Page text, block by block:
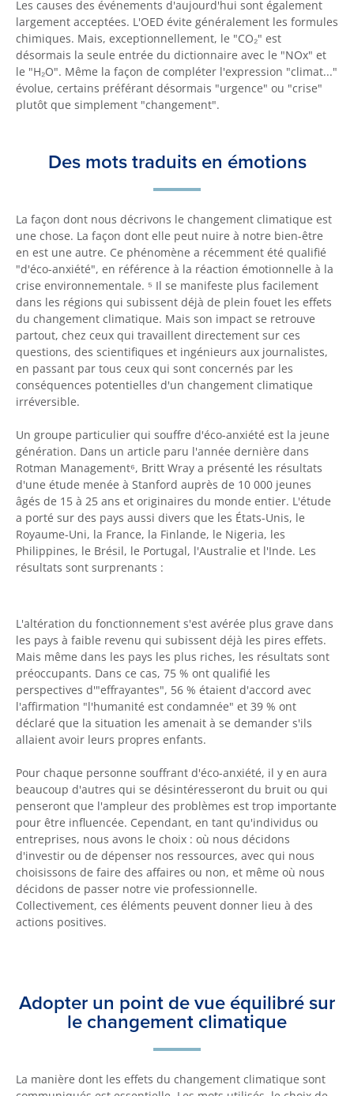
Les causes des événements d'aujourd'hui sont également
largement acceptées. L'OED évite généralement les formules
chimiques. Mais, exceptionnellement, le "CO₂" est
désormais la seule entrée du dictionnaire avec le "NOx" et
le "H₂O". Même la façon de compléter l'expression "climat..."
évolue, certains préférant désormais "urgence" ou "crise"
plutôt que simplement "changement".
Des mots traduits en émotions
La façon dont nous décrivons le changement climatique est
une chose. La façon dont elle peut nuire à notre bien-être
en est une autre. Ce phénomène a récemment été qualifié
"d'éco-anxiété", en référence à la réaction émotionnelle à la
crise environnementale. ⁵ Il se manifeste plus facilement
dans les régions qui subissent déjà de plein fouet les effets
du changement climatique. Mais son impact se retrouve
partout, chez ceux qui travaillent directement sur ces
questions, des scientifiques et ingénieurs aux journalistes,
en passant par tous ceux qui sont concernés par les
conséquences potentielles d'un changement climatique
irréversible.
Un groupe particulier qui souffre d'éco-anxiété est la jeune
génération. Dans un article paru l'année dernière dans
Rotman Management⁶, Britt Wray a présenté les résultats
d'une étude menée à Stanford auprès de 10 000 jeunes
âgés de 15 à 25 ans et originaires du monde entier. L'étude
a porté sur des pays aussi divers que les États-Unis, le
Royaume-Uni, la France, la Finlande, le Nigeria, les
Philippines, le Brésil, le Portugal, l'Australie et l'Inde. Les
résultats sont surprenants :
L'altération du fonctionnement s'est avérée plus grave dans
les pays à faible revenu qui subissent déjà les pires effets.
Mais même dans les pays les plus riches, les résultats sont
préoccupants. Dans ce cas, 75 % ont qualifié les
perspectives d'"effrayantes", 56 % étaient d'accord avec
l'affirmation "l'humanité est condamnée" et 39 % ont
déclaré que la situation les amenait à se demander s'ils
allaient avoir leurs propres enfants.
Pour chaque personne souffrant d'éco-anxiété, il y en aura
beaucoup d'autres qui se désintéresseront du bruit ou qui
penseront que l'ampleur des problèmes est trop importante
pour être influencée. Cependant, en tant qu'individus ou
entreprises, nous avons le choix : où nous décidons
d'investir ou de dépenser nos ressources, avec qui nous
choisissons de faire des affaires ou non, et même où nous
décidons de passer notre vie professionnelle.
Collectivement, ces éléments peuvent donner lieu à des
actions positives.
Adopter un point de vue équilibré sur
le changement climatique
La manière dont les effets du changement climatique sont